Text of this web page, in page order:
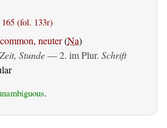
(fol. 133r)
neuter(Na)
Zeit, Stunde— 2. im Plur. Schrift
.